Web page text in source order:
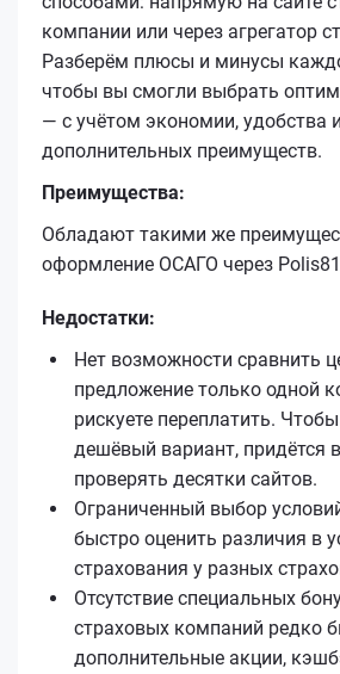
компании или через агрегатор
Разберём плюсы и минусы
чтобы вы смогли выбрать
— с учётом экономии, удобства и
дополнительных преимуществ.
Преимущества:
Обладают такими же
оформление ОСАГО через
Недостатки:
Нет возможности сравнить
предложение только одной
рискуете переплатить.
дешёвый вариант, придётся
проверять десятки сайтов.
Ограниченный выбор
быстро оценить различия в
страхования у разных
Отсутствие специальных
страховых компаний редко
дополнительные акции,